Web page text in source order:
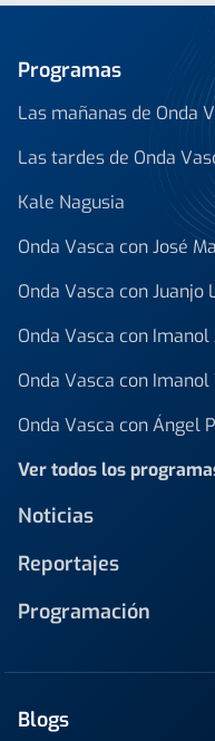
Programas
Las mañanas de Onda
Las tardes de Onda
Kale Nagusia
Onda Vasca con José
Onda Vasca con
Onda Vasca con
Onda Vasca con
Onda Vasca con Ángel
Ver todos los
Noticias
Reportajes
Programación
Blogs